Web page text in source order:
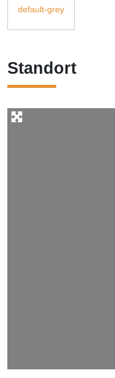
Standort